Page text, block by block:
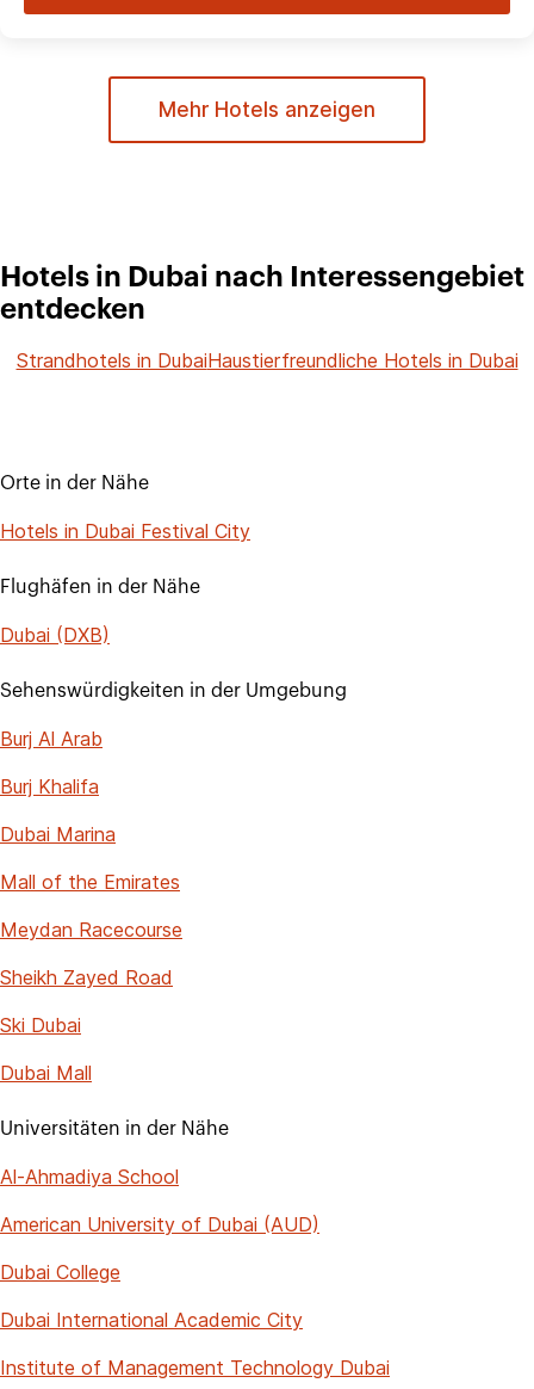
Mehr Hotels anzeigen
Hotels in Dubai nach Interessengebiet
entdecken
Strandhotels in DubaiHaustierfreundliche Hotels in Dubai
Orte in der Nähe
Hotels in Dubai Festival City
Flughäfen in der Nähe
Dubai (DXB)
Sehenswürdigkeiten in der Umgebung
Burj Al Arab
Burj Khalifa
Dubai Marina
Mall of the Emirates
Meydan Racecourse
Sheikh Zayed Road
Ski Dubai
Dubai Mall
Universitäten in der Nähe
Al-Ahmadiya School
American University of Dubai (AUD)
Dubai College
Dubai International Academic City
Institute of Management Technology Dubai